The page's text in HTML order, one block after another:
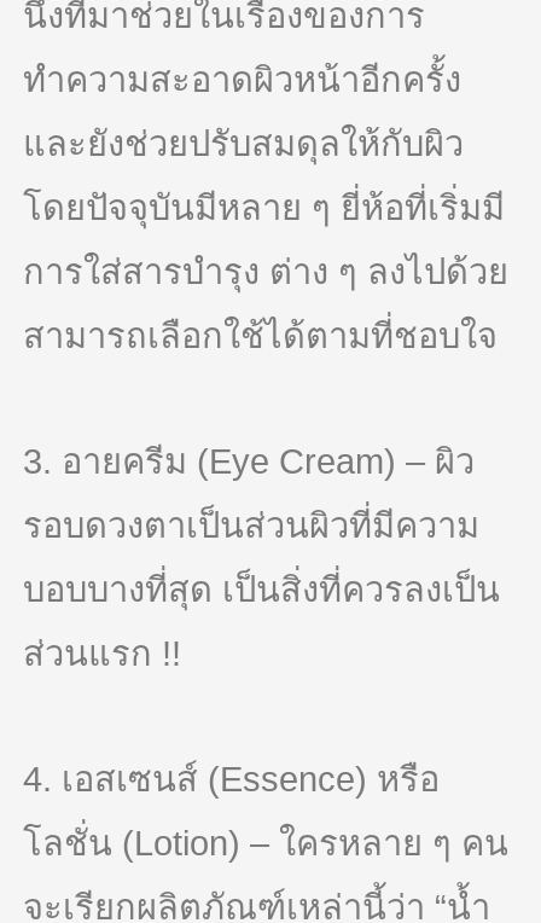
นึงที่มาช่วยในเรื่องของการ
ทำความสะอาดผิวหน้าอีกครั้ง
และยังช่วยปรับสมดุลให้กับผิว
โดยปัจจุบันมีหลาย ๆ ยี่ห้อที่เริ่มมี
การใส่สารบำรุง ต่าง ๆ ลงไปด้วย
สามารถเลือกใช้ได้ตามที่ชอบใจ
3. อายครีม (Eye Cream) – ผิว
รอบดวงตาเป็นส่วนผิวที่มีความ
บอบบางที่สุด เป็นสิ่งที่ควรลงเป็น
ส่วนแรก !!
4. เอสเซนส์ (Essence) หรือ
โลชั่น (Lotion) – ใครหลาย ๆ คน
จะเรียกผลิตภัณฑ์เหล่านี้ว่า “น้ำ